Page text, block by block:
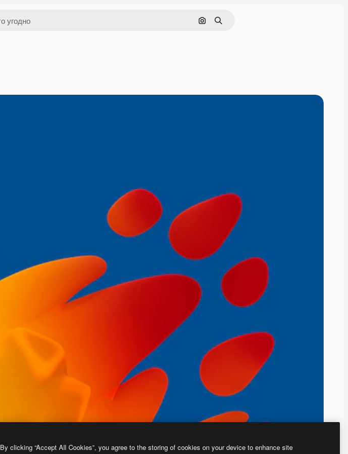
Поиск по изображению
Поиск
By clicking “Accept All Cookies”, you agree to the storing of cookies on your device to enhance site